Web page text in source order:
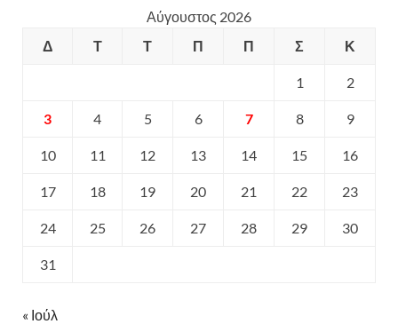
Αύγουστος 2026
Δ
Τ Τ Π Π Σ Κ
1 2
3 4 5 6 7 8 9
10 11 12 13 14 15 16
17 18 19 20 21 22 23
24 25 26 27 28 29 30
31
« Ιούλ